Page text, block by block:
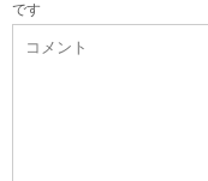
です